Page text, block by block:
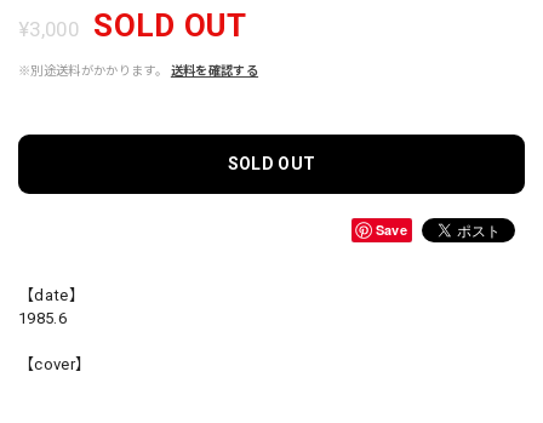
¥3,000 SOLD OUT
※別途送料がかかります。 送料を確認する
SOLD OUT
Save
【date】
1985.6
【cover】